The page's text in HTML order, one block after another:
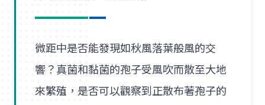
微距中是否能發現如秋風落葉般風的交
響？真菌和黏菌的孢子受風吹而散至大地
來繁殖，是否可以觀察到正散布著孢子的